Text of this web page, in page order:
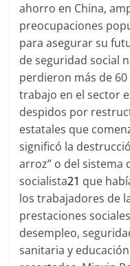
ahorro en China,
preocupaciones
para asegurar su
de seguridad social
perdieron más de
trabajo en el sector
despidos por
estatales que
significó la
arroz” o del sistema
socialista21 que
los trabajadores de
prestaciones
desempleo,
sanitaria y